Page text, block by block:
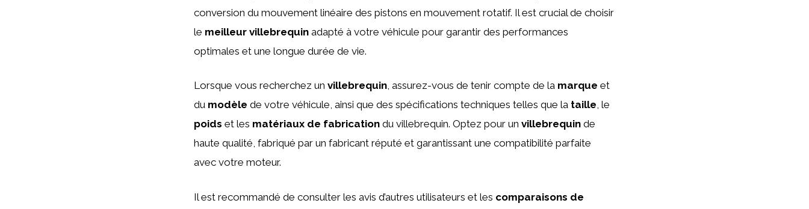
conversion du mouvement linéaire des pistons en mouvement rotatif. Il est crucial de choisir
le meilleur villebrequin adapté à votre véhicule pour garantir des performances
optimales et une longue durée de vie.
Lorsque vous recherchez un villebrequin, assurez-vous de tenir compte de la marque et
du modèle de votre véhicule, ainsi que des spécifications techniques telles que la taille, le
poids et les matériaux de fabrication du villebrequin. Optez pour un villebrequin de
haute qualité, fabriqué par un fabricant réputé et garantissant une compatibilité parfaite
avec votre moteur.
Il est recommandé de consulter les avis d’autres utilisateurs et les comparaisons de